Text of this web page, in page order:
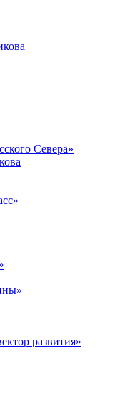
Севера»
развития»